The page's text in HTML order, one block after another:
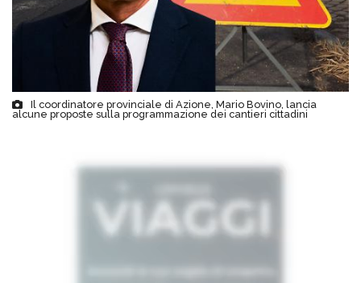
Il coordinatore provinciale di Azione, Mario Bovino, lancia
alcune proposte sulla programmazione dei cantieri cittadini